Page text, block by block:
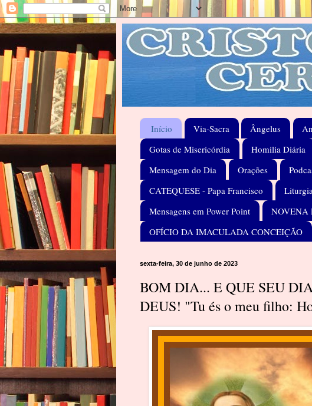
Início Via-Sacra Ângelus
Gotas de Misericórdia
Homilia Diária
Mensagem do Dia
Orações
CATEQUESE - Papa Francisco
Mensagens em Power Point
NOVENA
OFÍCIO DA IMACULADA CONCEIÇÃO
sexta-feira, 30 de junho de 2023
BOM DIA... E QUE SEU
DEUS! "Tu és o meu filho: